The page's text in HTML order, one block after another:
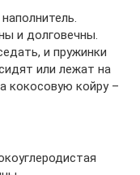
и долговечны.
и пружинки
или лежат на
кокосовую койру –